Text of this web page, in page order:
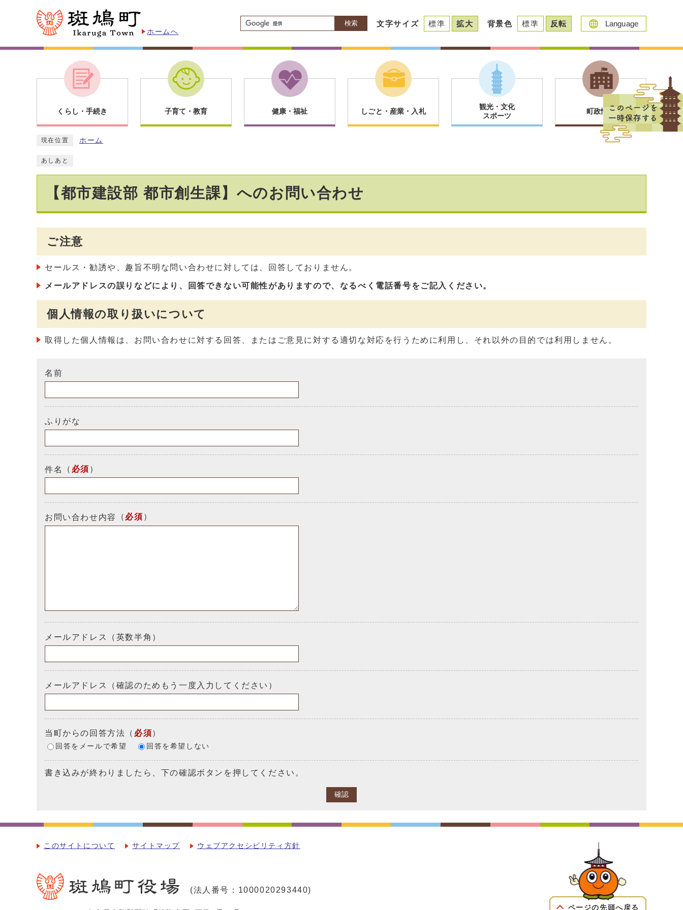
ホームへ
検索 文字サイズ 標準 拡大 背景色 標準 反転 Language
くらし・手続き 子育て・教育 健康・福祉 しごと・産業・入札
観光・文化
スポーツ
町政情報
現在位置 ホーム
あしあと
【都市建設部 都市創生課】へのお問い合わせ
ご注意
セールス・勧誘や、趣旨不明な問い合わせに対しては、回答しておりません。
メールアドレスの誤りなどにより、回答できない可能性がありますので、なるべく電話番号をご記入ください。
個人情報の取り扱いについて
取得した個人情報は、お問い合わせに対する回答、またはご意見に対する適切な対応を行うために利用し、それ以外の目的では利用しません。
名前
ふりがな
件名 （ 必須 ）
お問い合わせ内容 （ 必須 ）
メールアドレス（英数半角）
メールアドレス（確認のためもう一度入力してください）
当町からの回答方法 （ 必須）
回答をメールで希望 回答を希望しない
書き込みが終わりましたら、下の確認ボタンを押してください。
確認
このサイトについて サイトマップ ウェブアクセシビリティ方針
(法人番号：1000020293440)
ページの先頭へ戻る